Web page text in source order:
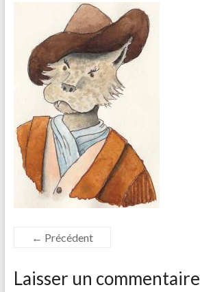
← Précédent
Laisser un commentaire